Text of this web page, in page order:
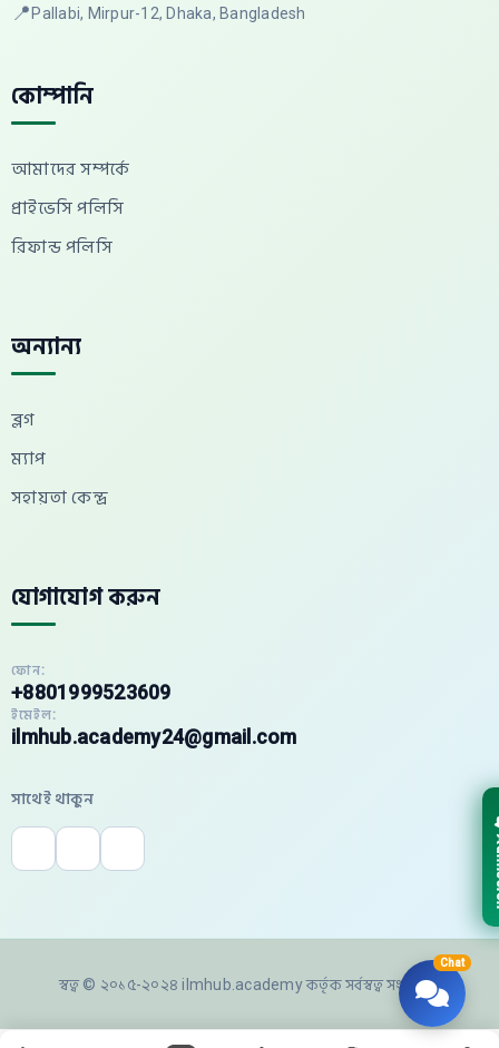
📍Pallabi, Mirpur-12, Dhaka, Bangladesh
কোম্পানি
আমাদের সম্পর্কে
প্রাইভেসি পলিসি
রিফান্ড পলিসি
অন্যান্য
ব্লগ
ম্যাপ
সহায়তা কেন্দ্র
যোগাযোগ করুন
ফোন:
+8801999523609
ইমেইল:
ilmhub.academy24@gmail.com
সাথেই থাকুন
স্বত্ব © ২০১৫-২০২৪ ilmhub.academy কর্তৃক সর্বস্বত্ব সংরক্ষিত
Chat